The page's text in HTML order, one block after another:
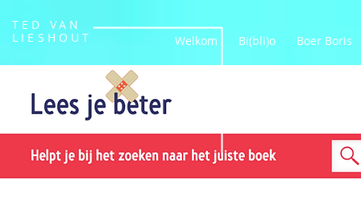
Welkom Bi(bli)o Boer Boris
TED VAN
LIESHOUT